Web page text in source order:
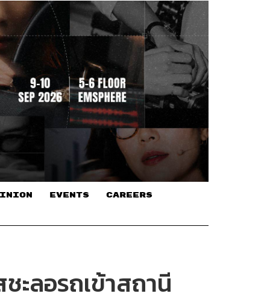
EVENTS CAREERS
ะลอรถเข้าสถานี